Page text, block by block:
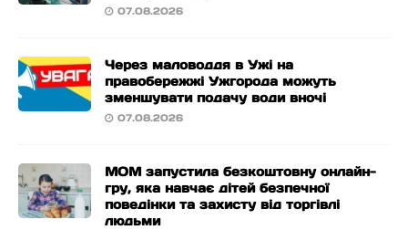
07.08.2026
Через маловоддя в Ужі на
правобережжі Ужгорода можуть
зменшувати подачу води вночі
07.08.2026
МОМ запустила безкоштовну онлайн-
гру, яка навчає дітей безпечної
поведінки та захисту від торгівлі
людьми